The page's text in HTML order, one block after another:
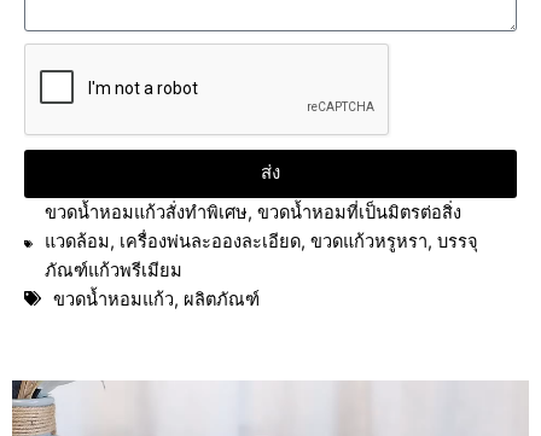
ส่ง
ขวดน้ำหอมแก้วสั่งทำพิเศษ, ขวดน้ำหอมที่เป็นมิตรต่อสิ่ง
แวดล้อม, เครื่องพ่นละอองละเอียด, ขวดแก้วหรูหรา, บรรจุ
ภัณฑ์แก้วพรีเมียม
ขวดน้ำหอมแก้ว, ผลิตภัณฑ์
ตัว
เล่น